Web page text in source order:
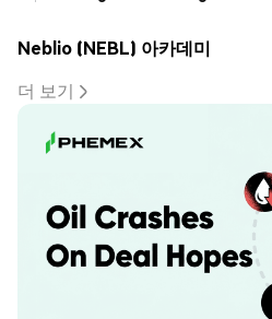
Neblio (NEBL) 아카데미
더 보기